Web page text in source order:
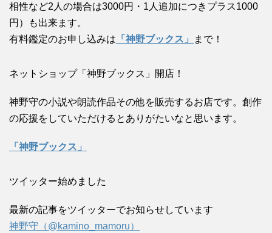
相性など2人の場合は3000円・1人追加につきプラス1000
円）も出来ます。
有料鑑定のお申し込みは 「神野ブックス」 まで！
ネットショップ「神野ブックス」開店！
神野守の小説や朗読作品その他を販売するお店です。創作
の応援をしていただけるとありがたいなと思います。
「神野ブックス」
ツイッター始めました
最新の記事をツイッターでお知らせしています
神野守（@kamino_mamoru）